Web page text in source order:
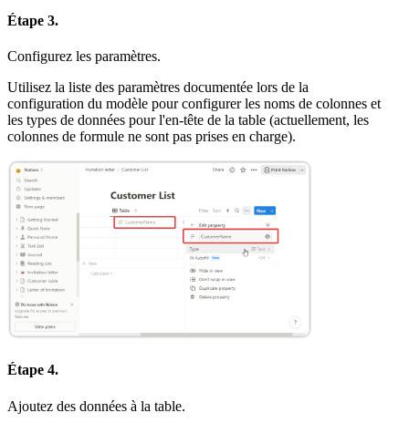
Étape 3.
Configurez les paramètres.
Utilisez la liste des paramètres documentée lors de la
configuration du modèle pour configurer les noms de colonnes et
les types de données pour l'en-tête de la table (actuellement, les
colonnes de formule ne sont pas prises en charge).
Étape 4.
Ajoutez des données à la table.